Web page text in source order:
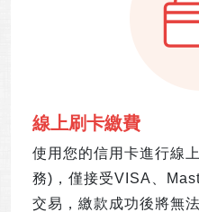
線上刷卡繳費
使用您的信用卡進行線
務)，僅接受VISA、
交易，繳款成功後將無